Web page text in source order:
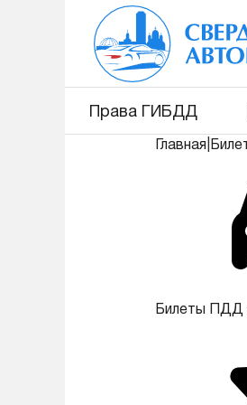
Права ГИБДД
Главная
Билеты ПДД